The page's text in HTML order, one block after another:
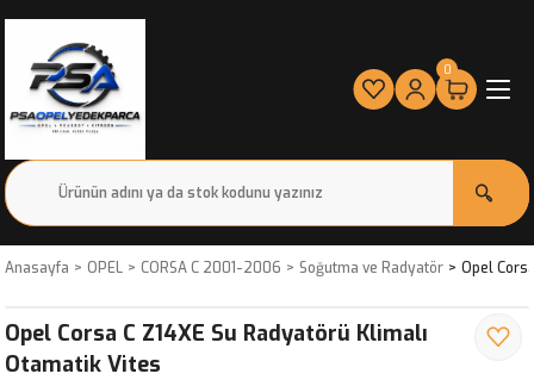
0
Anasayfa OPEL CORSA C 2001-2006 Soğutma ve Radyatör Opel
Opel Corsa C Z14XE Su Radyatörü Klimalı
Otamatik Vites